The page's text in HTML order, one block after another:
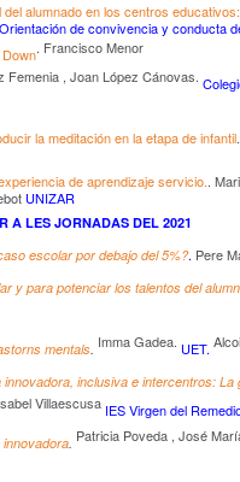
alumnado en los centros
de convivencia y conducta
. Francisco Menor
Femenia , Joan López Cánovas.
la meditación en la etapa de infantil
de aprendizaje servicio..
UNIZAR
A LES JORNADAS DEL 2021
escolar por debajo del 5%?. Pere
y para potenciar los talentos del
mentals. Imma Gadea. UET. Alcoi
inclusiva e intercentros: La
Villaescusa IES Virgen del
. Patricia Poveda , José